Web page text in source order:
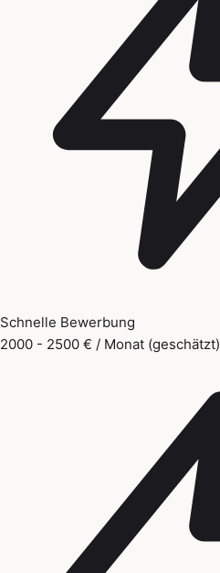
Schnelle Bewerbung
2000 - 2500 € / Monat (geschätzt)